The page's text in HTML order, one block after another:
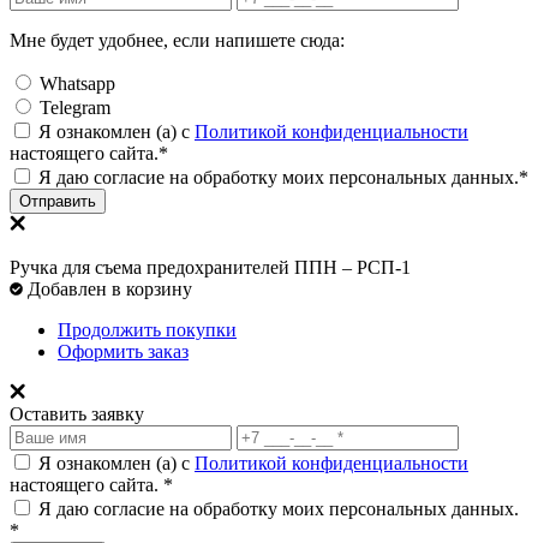
Мне будет удобнее, если напишете сюда:
Whatsapp
Telegram
Я ознакомлен (а) с Политикой конфиденциальности
настоящего сайта.*
Я даю согласие на обработку моих персональных данных.*
Отправить
Ручка для съема предохранителей ППН – РСП-1
Добавлен в корзину
Продолжить покупки
Оформить заказ
Оставить заявку
Я ознакомлен (а) с Политикой конфиденциальности
настоящего сайта. *
Я даю согласие на обработку моих персональных данных.
*